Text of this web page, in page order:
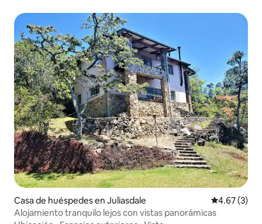
Casa de huéspedes en Juliasdale Calificación
4.67 (3)
Alojamiento tranquilo lejos con vistas panorámicas